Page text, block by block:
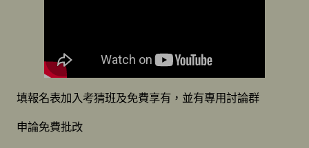
填報名表加入考猜班及免費享有，並有專用討論群
申論免費批改